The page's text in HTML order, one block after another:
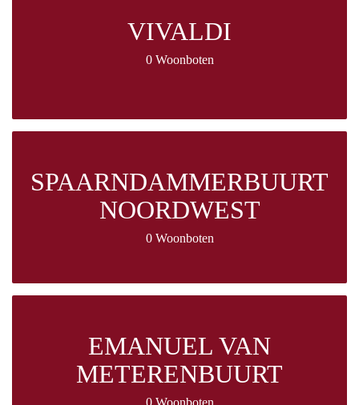
VIVALDI
0 Woonboten
SPAARNDAMMERBUURT
NOORDWEST
0 Woonboten
EMANUEL VAN
METERENBUURT
0 Woonboten